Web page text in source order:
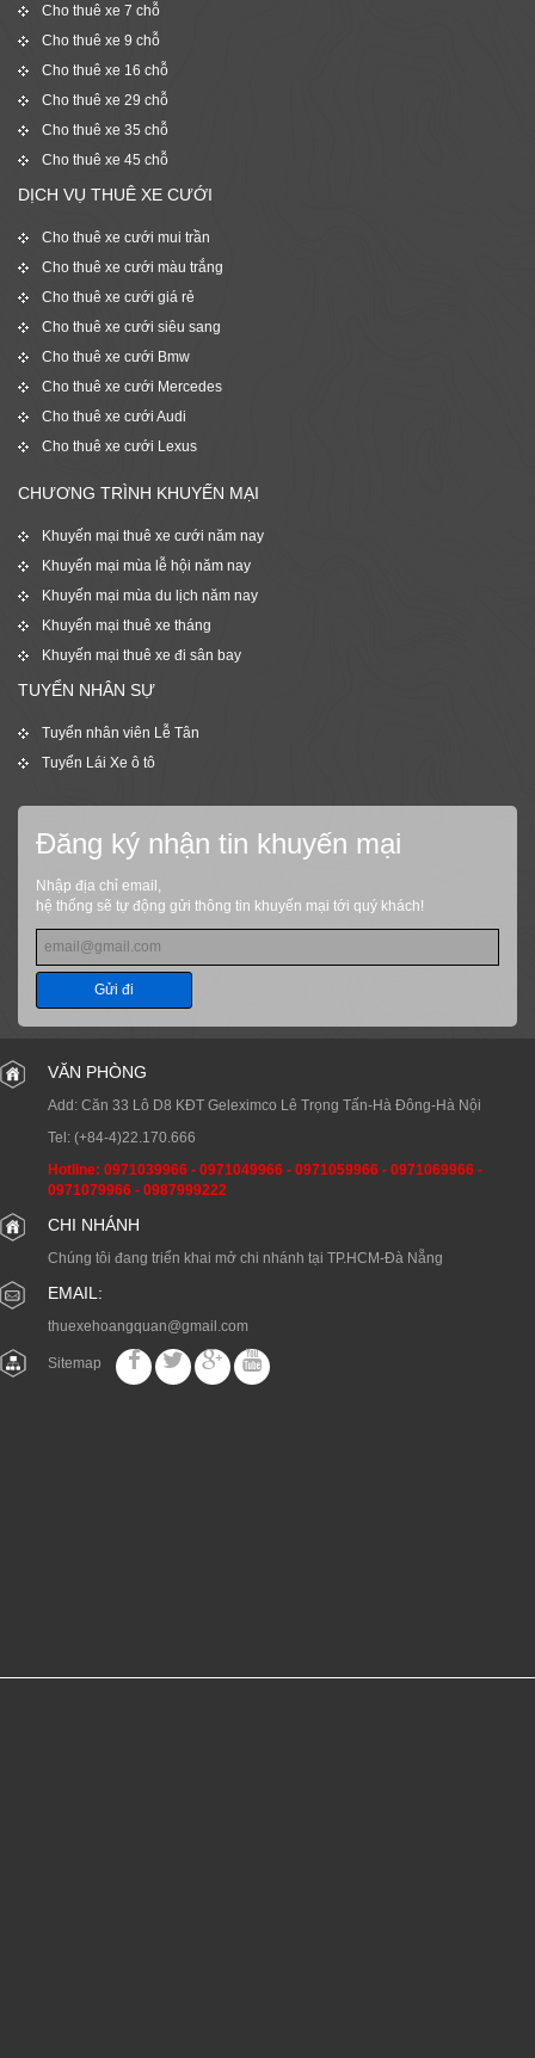
Cho thuê xe 7 chỗ
Cho thuê xe 9 chỗ
Cho thuê xe 16 chỗ
Cho thuê xe 29 chỗ
Cho thuê xe 35 chỗ
Cho thuê xe 45 chỗ
DỊCH VỤ THUÊ XE CƯỚI
Cho thuê xe cưới mui trần
Cho thuê xe cưới màu trắng
Cho thuê xe cưới giá rẻ
Cho thuê xe cưới siêu sang
Cho thuê xe cưới Bmw
Cho thuê xe cưới Mercedes
Cho thuê xe cưới Audi
Cho thuê xe cưới Lexus
CHƯƠNG TRÌNH KHUYẾN MẠI
Khuyến mại thuê xe cưới năm nay
Khuyến mại mùa lễ hội năm nay
Khuyến mại mùa du lịch năm nay
Khuyến mại thuê xe tháng
Khuyến mại thuê xe đi sân bay
TUYỂN NHÂN SỰ
Tuyển nhân viên Lễ Tân
Tuyển Lái Xe ô tô
Đăng ký nhận tin khuyến mại
Nhập địa chỉ email,
hệ thống sẽ tự động gửi thông tin khuyến mại tới quý khách!
Gửi đi
VĂN PHÒNG
Add: Căn 33 Lô D8 KĐT Geleximco Lê Trọng Tấn-Hà Đông-Hà Nội
Tel: (+84-4)22.170.666
Hotline: 0971039966 - 0971049966 - 0971059966 - 0971069966 -
0971079966 - 0987999222
CHI NHÁNH
Chúng tôi đang triển khai mở chi nhánh tại TP.HCM-Đà Nẵng
EMAIL:
thuexehoangquan@gmail.com
Sitemap